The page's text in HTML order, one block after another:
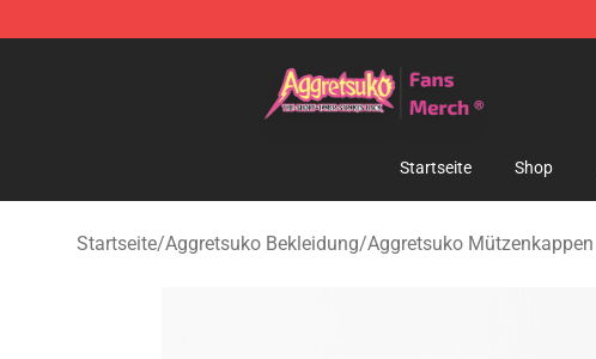
Startseite Shop
Startseite/Aggretsuko Bekleidung/Aggretsuko Mützenkappen